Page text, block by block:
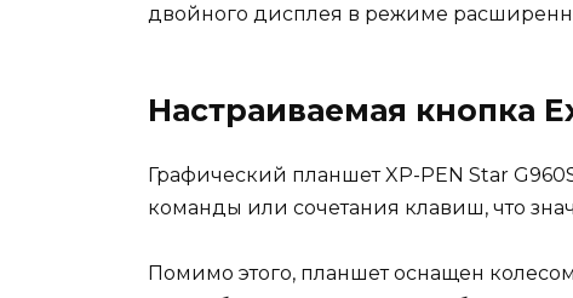
двойного дисплея в режиме
Настраиваемая кнопка
Графический планшет XP-PEN Star
команды или сочетания клавиш, что
Помимо этого, планшет оснащен